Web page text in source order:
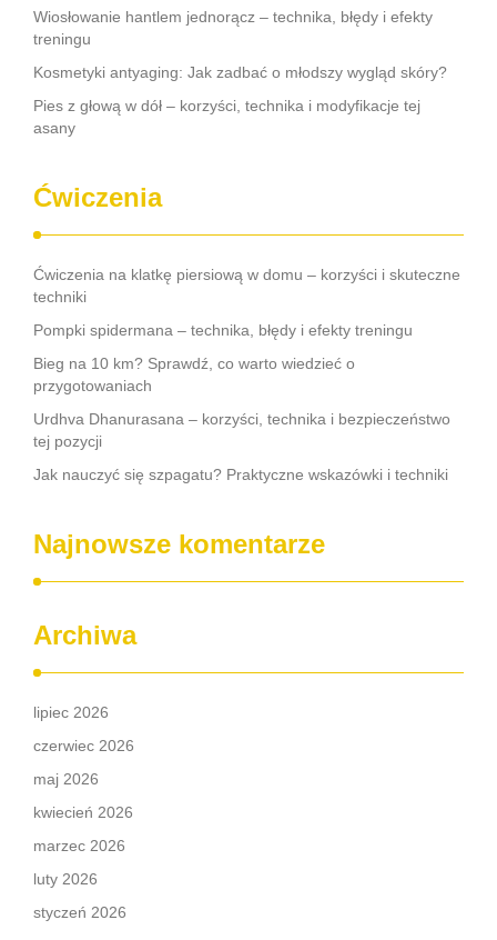
Wiosłowanie hantlem jednorącz – technika, błędy i efekty
treningu
Kosmetyki antyaging: Jak zadbać o młodszy wygląd skóry?
Pies z głową w dół – korzyści, technika i modyfikacje tej
asany
Ćwiczenia
Ćwiczenia na klatkę piersiową w domu – korzyści i skuteczne
techniki
Pompki spidermana – technika, błędy i efekty treningu
Bieg na 10 km? Sprawdź, co warto wiedzieć o
przygotowaniach
Urdhva Dhanurasana – korzyści, technika i bezpieczeństwo
tej pozycji
Jak nauczyć się szpagatu? Praktyczne wskazówki i techniki
Najnowsze komentarze
Archiwa
lipiec 2026
czerwiec 2026
maj 2026
kwiecień 2026
marzec 2026
luty 2026
styczeń 2026